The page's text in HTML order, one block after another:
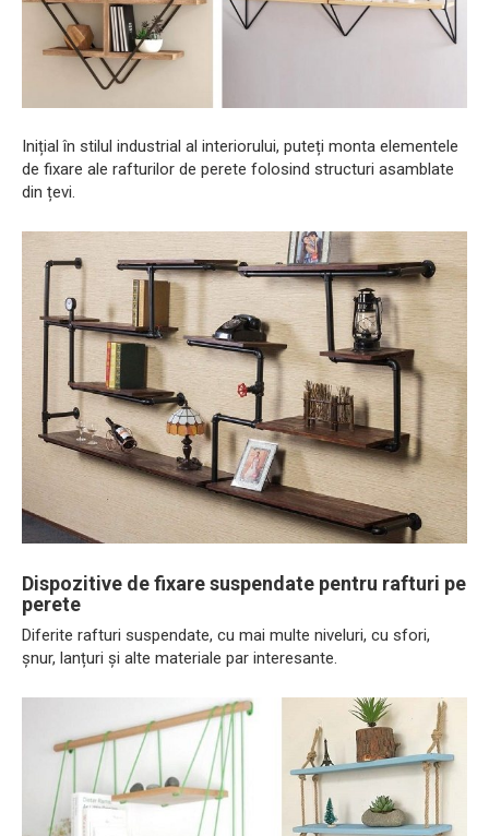
Inițial în stilul industrial al interiorului, puteți monta elementele
de fixare ale rafturilor de perete folosind structuri asamblate
din țevi.
Dispozitive de fixare suspendate pentru rafturi pe
perete
Diferite rafturi suspendate, cu mai multe niveluri, cu sfori,
șnur, lanțuri și alte materiale par interesante.